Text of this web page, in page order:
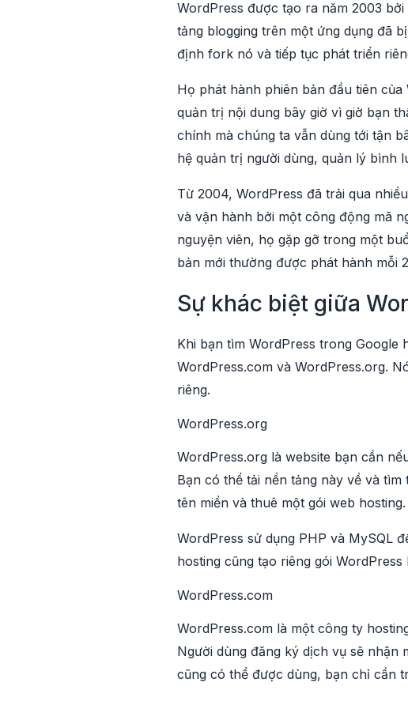
WordPress được tạo ra năm 2003
tảng blogging trên một ứng dụng đã
định fork nó và tiếp tục phát triển
Họ phát hành phiên bản đầu tiên
quản trị nội dung bây giờ vì giờ bạn
chính mà chúng ta vẫn dùng tới tận
hệ quản trị người dùng, quản lý bình
Từ 2004, WordPress đã trải qua
và vận hành bởi một công động mã
nguyện viên, họ gặp gỡ trong một
bản mới thường được phát hành mỗi
Sự khác biệt giữa
Khi bạn tìm WordPress trong Google
WordPress.com và WordPress.org.
riêng.
WordPress.org
WordPress.org là website bạn cần
Bạn có thể tải nền tảng này về và
tên miền và thuê một gói web hosting.
WordPress sử dụng PHP và MySQL
hosting cũng tạo riêng gói
WordPress.com
WordPress.com là một công ty
Người dùng đăng ký dịch vụ sẽ nhận
cũng có thể được dùng, bạn chỉ cần